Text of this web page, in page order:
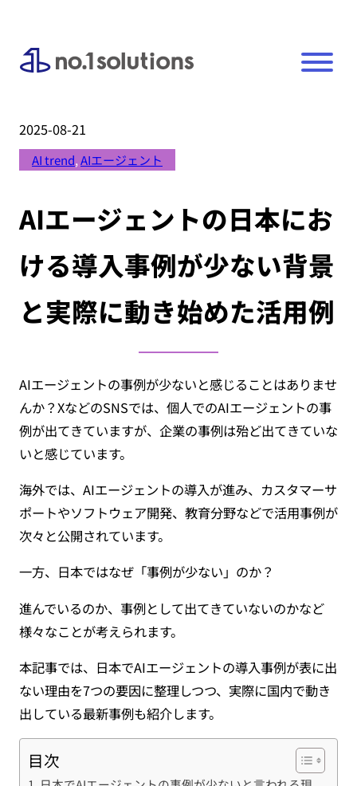
2025-08-21
AI trend, AIエージェント
AIエージェントの日本にお
ける導入事例が少ない背景
と実際に動き始めた活用例
AIエージェントの事例が少ないと感じることはありませ
んか？XなどのSNSでは、個人でのAIエージェントの事
例が出てきていますが、企業の事例は殆ど出てきていな
いと感じています。
海外では、AIエージェントの導入が進み、カスタマーサ
ポートやソフトウェア開発、教育分野などで活用事例が
次々と公開されています。
一方、日本ではなぜ「事例が少ない」のか？
進んでいるのか、事例として出てきていないのかなど
様々なことが考えられます。
本記事では、日本でAIエージェントの導入事例が表に出
ない理由を7つの要因に整理しつつ、実際に国内で動き
出している最新事例も紹介します。
目次